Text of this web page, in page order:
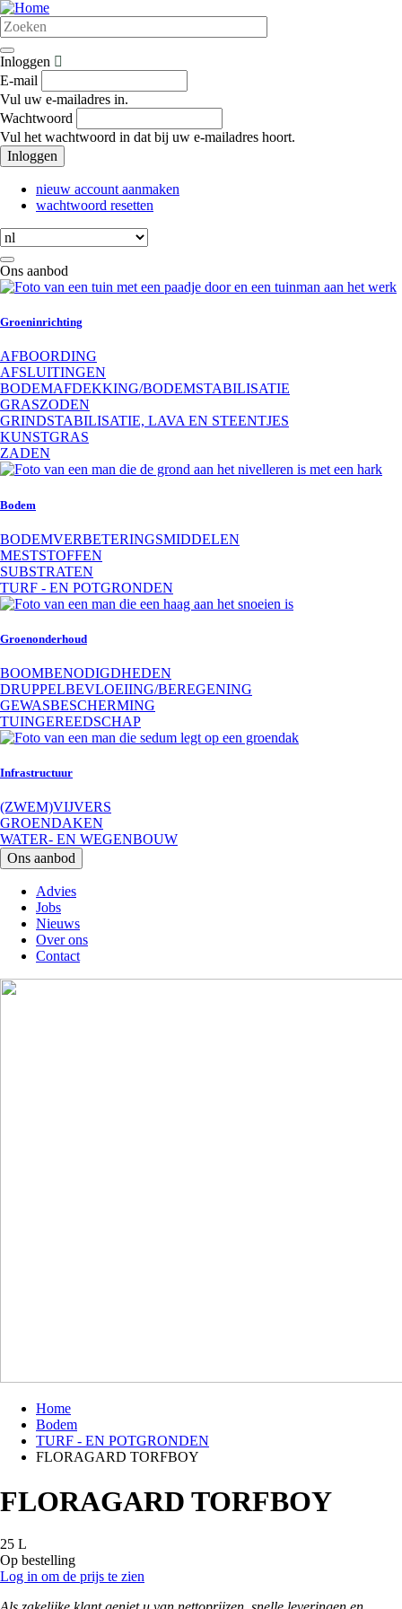
Overslaan
en
naar
de
inhoud
gaan
Inloggen
E-mail
Vul uw e-mailadres in.
Wachtwoord
Vul het wachtwoord in dat bij uw e-mailadres hoort.
Inloggen
nieuw account aanmaken
wachtwoord resetten
Select
your
language
Ons aanbod
Groeninrichting
AFBOORDING
AFSLUITINGEN
BODEMAFDEKKING/BODEMSTABILISATIE
GRASZODEN
GRINDSTABILISATIE, LAVA EN STEENTJES
KUNSTGRAS
ZADEN
Bodem
BODEMVERBETERINGSMIDDELEN
MESTSTOFFEN
SUBSTRATEN
TURF - EN POTGRONDEN
Groenonderhoud
BOOMBENODIGDHEDEN
DRUPPELBEVLOEIING/BEREGENING
GEWASBESCHERMING
TUINGEREEDSCHAP
Infrastructuur
(ZWEM)VIJVERS
GROENDAKEN
WATER- EN WEGENBOUW
Ons aanbod
Main
navigation
Advies
Jobs
Nieuws
Over ons
Contact
Image
Kruimelpad
Home
Bodem
TURF - EN POTGRONDEN
FLORAGARD TORFBOY
FLORAGARD TORFBOY
25 L
Op bestelling
Log in om de prijs te zien